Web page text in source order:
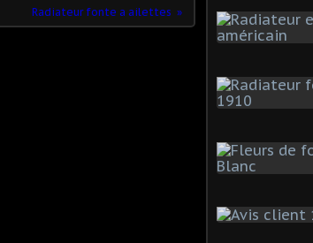
Radiateur fonte a ailettes